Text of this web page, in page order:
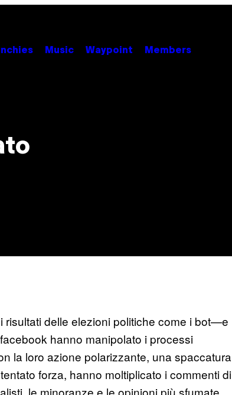
Music Waypoint Members
delle elezioni politiche come i bot—e
hanno manipolato i processi
la loro azione polarizzante, una spaccatura
forza, hanno moltiplicato i commenti di